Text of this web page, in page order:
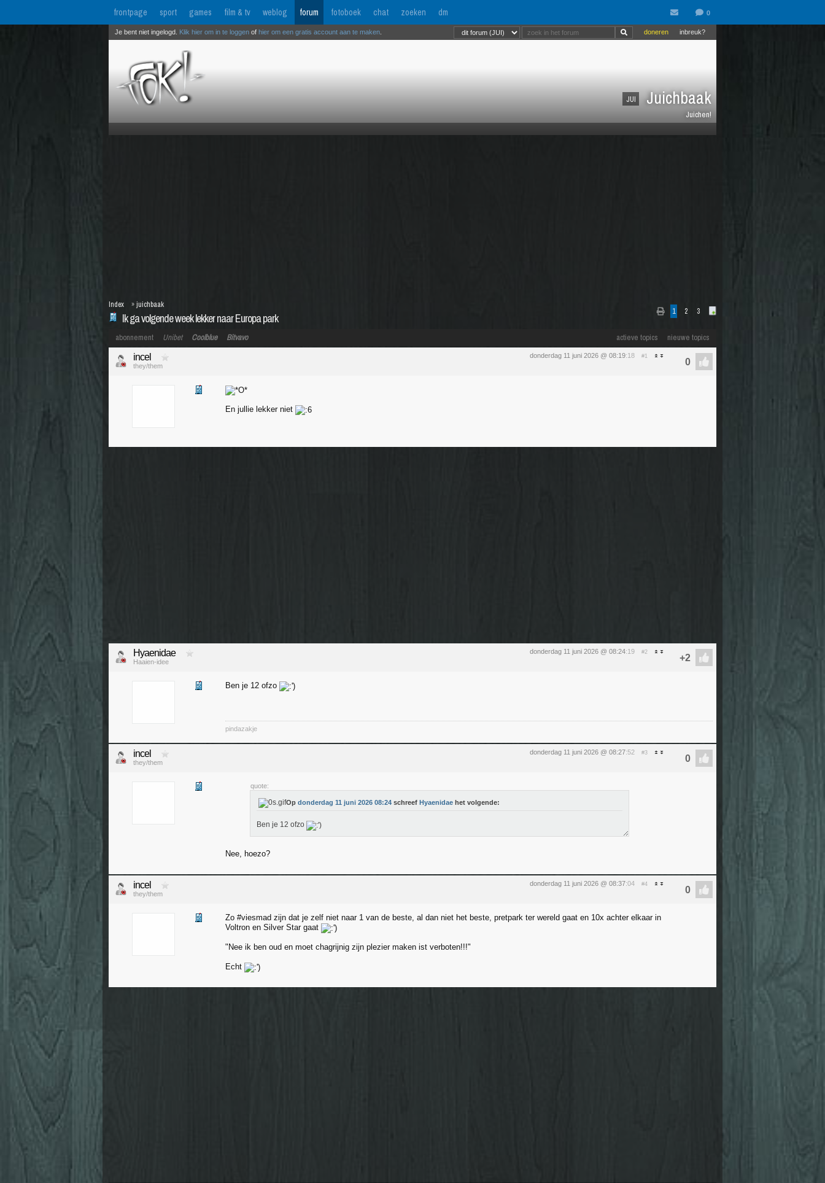
frontpage sport games film & tv weblog forum fotoboek chat zoeken dm
JUI Juichbaak
Juichen!
inbreuk?
doneren
Je bent niet ingelogd. Klik hier om in te loggen of hier om een gratis account aan te maken
1 2 3
Ik ga volgende week lekker naar Europa park
Index » juichbaak
actieve topics nieuwe topics
abonnement Unibet Coolblue Bitvavo
donderdag 11 juni 2026 @ 08:19:18 #1
incel
they/them
En jullie lekker niet
donderdag 11 juni 2026 @ 08:24:19 #2
Hyaenidae
Haaien-idee
Ben je 12 ofzo
pindazakje
donderdag 11 juni 2026 @ 08:27:52 #3
incel
they/them
quote:
Op donderdag 11 juni 2026 08:24 schreef Hyaenidae het volgende:
Ben je 12 ofzo
Nee, hoezo?
donderdag 11 juni 2026 @ 08:37:04 #4
incel
they/them
Zo #viesmad zijn dat je zelf niet naar 1 van de beste, al dan niet het beste, pretpark ter wereld gaat en 10x achter elkaar in
Voltron en Silver Star gaat
"Nee ik ben oud en moet chagrijnig zijn plezier maken ist verboten!!!"
Echt